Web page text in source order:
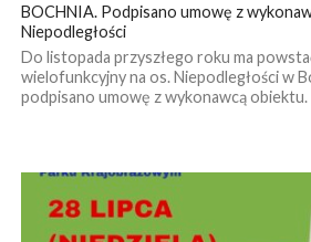
BOCHNIA. Podpisano umowę z
Niepodległości
Do listopada przyszłego roku ma
wielofunkcyjny na os. Niepodległości w
podpisano umowę z wykonawcą obiektu.